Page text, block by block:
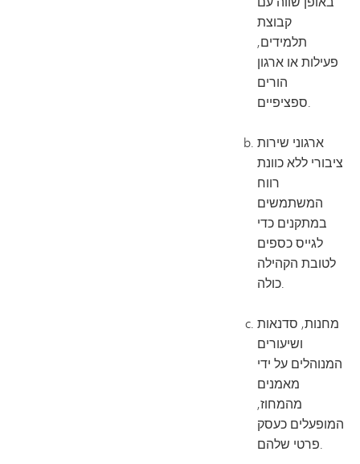
קבוצת
תלמידים,
פעילות או ארגון
הורים
ספציפיים.
ארגוני שירות
ציבורי ללא כוונת
רווח
המשתמשים
במתקנים כדי
לגייס כספים
לטובת הקהילה
כולה.
מחנות, סדנאות
ושיעורים
המנוהלים על ידי
מאמנים
מהמחוז,
המופעלים כעסק
פרטי שלהם.